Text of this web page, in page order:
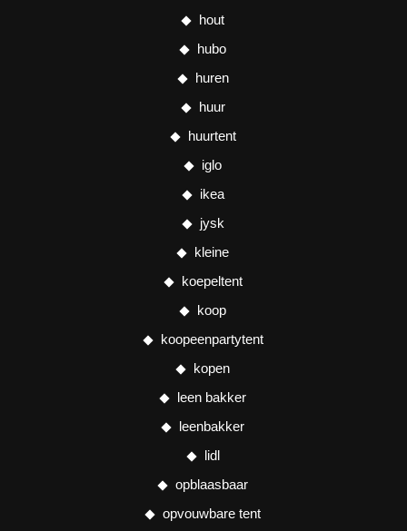
hout
hubo
huren
huur
huurtent
iglo
ikea
jysk
kleine
koepeltent
koop
koopeenpartytent
kopen
leen bakker
leenbakker
lidl
opblaasbaar
opvouwbare tent